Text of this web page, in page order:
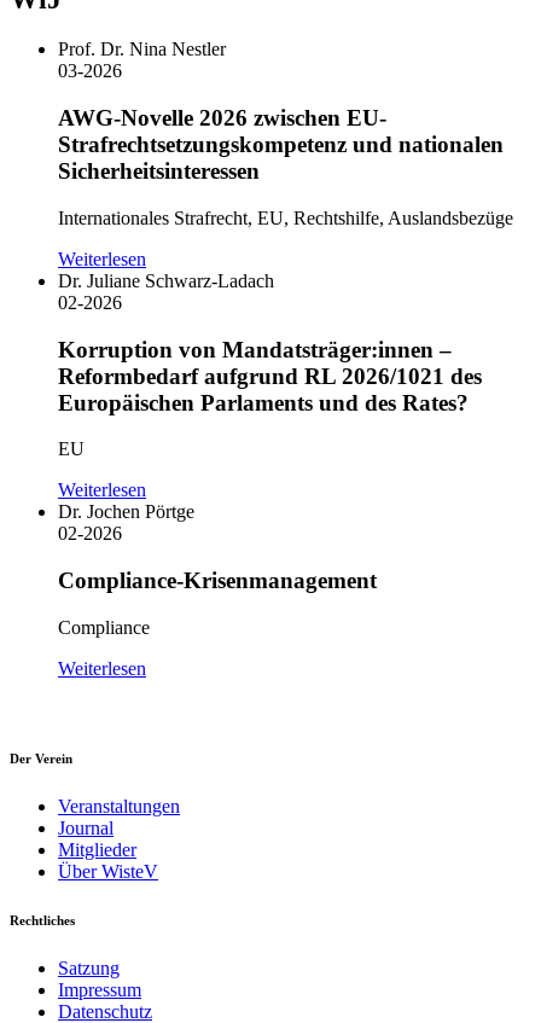
Prof. Dr. Nina Nestler
03-2026
AWG-Novelle 2026 zwischen EU-
Strafrechtsetzungskompetenz und nationalen
Sicherheitsinteressen
Internationales Strafrecht, EU, Rechtshilfe, Auslandsbezüge
Weiterlesen
Dr. Juliane Schwarz-Ladach
02-2026
Korruption von Mandatsträger:innen –
Reformbedarf aufgrund RL 2026/1021 des
Europäischen Parlaments und des Rates?
EU
Weiterlesen
Dr. Jochen Pörtge
02-2026
Compliance-Krisenmanagement
Compliance
Weiterlesen
Der Verein
Veranstaltungen
Journal
Mitglieder
Über WisteV
Rechtliches
Satzung
Impressum
Datenschutz